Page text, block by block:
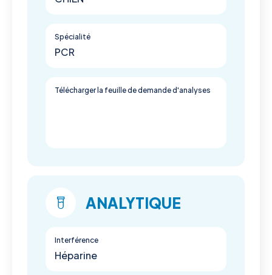
Spécialité
PCR
Télécharger la feuille de demande d'analyses
ANALYTIQUE
Interférence
Héparine